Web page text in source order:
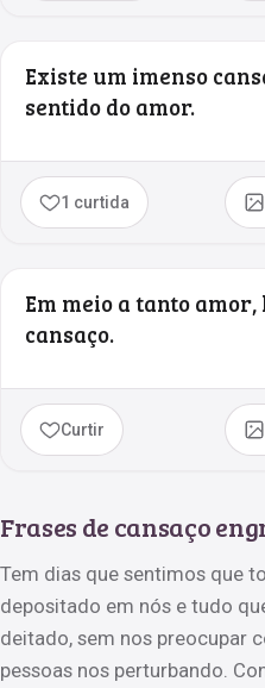
Existe um imenso
sentido do amor.
1 curtida
Em meio a tanto
cansaço.
Curtir
Frases de cansaço
Tem dias que sentimos que
depositado em nós e tudo
deitado, sem nos preocupar
pessoas nos perturbando.